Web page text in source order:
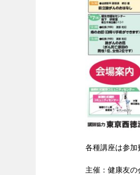
各種講座は参加
主催：健康友の